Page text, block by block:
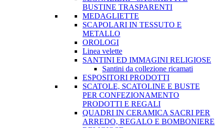
BUSTINE TRASPARENTI
MEDAGLIETTE
SCAPOLARI IN TESSUTO E
METALLO
OROLOGI
Linea velette
SANTINI ED IMMAGINI RELIGIOSE
Santini da collezione ricamati
ESPOSITORI PRODOTTI
SCATOLE, SCATOLINE E BUSTE
PER CONFEZIONAMENTO
PRODOTTI E REGALI
QUADRI IN CERAMICA SACRI PER
ARREDO, REGALO E BOMBONIERE